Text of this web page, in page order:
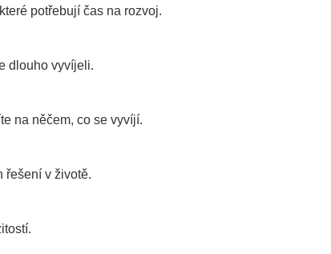
potřebují čas na rozvoj.
dlouho vyvíjeli.
na něčem, co se vyvíjí.
řešení v životě.